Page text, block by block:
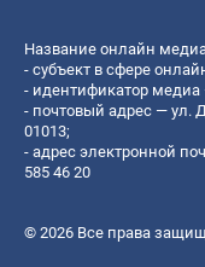
Название онлайн медиа
- субъект в сфере
- идентификатор медиа
- почтовый адрес — ул.
01013;
- адрес электронной
585 46 20
© 2026 Все права